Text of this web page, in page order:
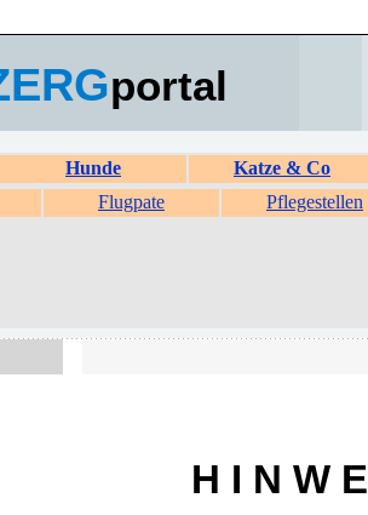
portal
Hunde
Katze & Co
Flugpate Pflegestellen
H I N W